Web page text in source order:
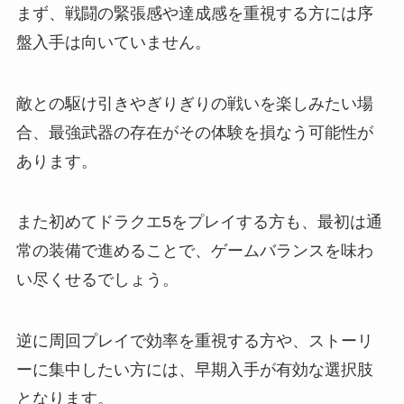
まず、戦闘の緊張感や達成感を重視する方には序
盤入手は向いていません。
敵との駆け引きやぎりぎりの戦いを楽しみたい場
合、最強武器の存在がその体験を損なう可能性が
あります。
また初めてドラクエ5をプレイする方も、最初は通
常の装備で進めることで、ゲームバランスを味わ
い尽くせるでしょう。
逆に周回プレイで効率を重視する方や、ストーリ
ーに集中したい方には、早期入手が有効な選択肢
となります。